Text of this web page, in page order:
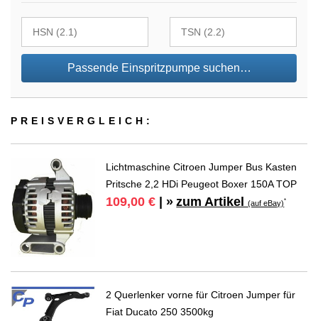
Passende Einspritzpumpe suchen…
PREIS­VER­GLEICH:
Lichtmaschine Citroen Jumper Bus Kasten
Pritsche 2,2 HDi Peugeot Boxer 150A TOP
109,00 € | » zum Artikel(auf eBay)*
2 Querlenker vorne für Citroen Jumper für
Fiat Ducato 250 3500kg